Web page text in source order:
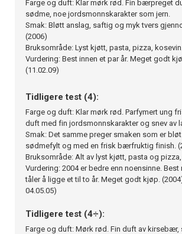
Farge og duft: Klar mørk rød. Fin bærpreget
sødme, noe jordsmonnskarakter som jern.
Smak: Bløtt anslag, saftig og myk tvers
(2006)
Bruksområde: Lyst kjøtt, pasta, pizza, kosevin.
Vurdering: Best innen et par år. Meget godt
(11.02.09)
Tidligere test (4):
Farge og duft: Klar mørk rød. Parfymert ung
duft med fin jordsmonnskarakter og snev av
Smak: Det samme preger smaken som er
sødmefylt og med en frisk bærfruktig finish.
Bruksområde: Alt av lyst kjøtt, pasta og pizza,
Vurdering: 2004 er bedre enn noensinne.
tåler å ligge et til to år. Meget godt kjøp.
04.05.05)
Tidligere test (4÷):
Farge og duft: Mørk rød. Fin duft av kirsebær,